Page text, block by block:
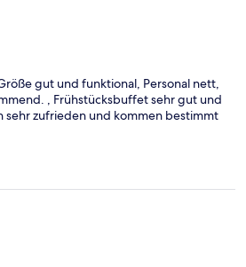
gut und funktional, Personal nett,
, Frühstücksbuffet sehr gut und
sehr zufrieden und kommen bestimmt